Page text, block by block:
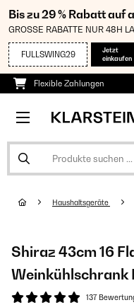
Bis zu 29 % Rabatt
GROSSE RABATTE NUR 48H
FULLSWING29
Jetzt
einkaufen
Flexible Zahlungen
Haushaltsgeräte
Shiraz 43cm 16
Weinkühlschrank
137